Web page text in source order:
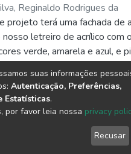
Reginaldo Rodrigues da
projeto terá uma fachada de
letreiro de acrílico com
verde, amarela e azul, e
e na parede de blindex
led, os acrílicos colocar na
sperior do estand e exaltar
consegue fornercer
copyright © 2002-2026
Send Feedback
suas informações
Autenticação, Preferências,
Estatísticas.
por favor leia nossa privacy
Recusar